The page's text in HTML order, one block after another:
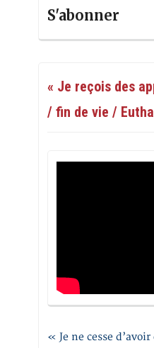
S'abonner
« Je reçois des
/ fin de vie /
« Je ne cesse